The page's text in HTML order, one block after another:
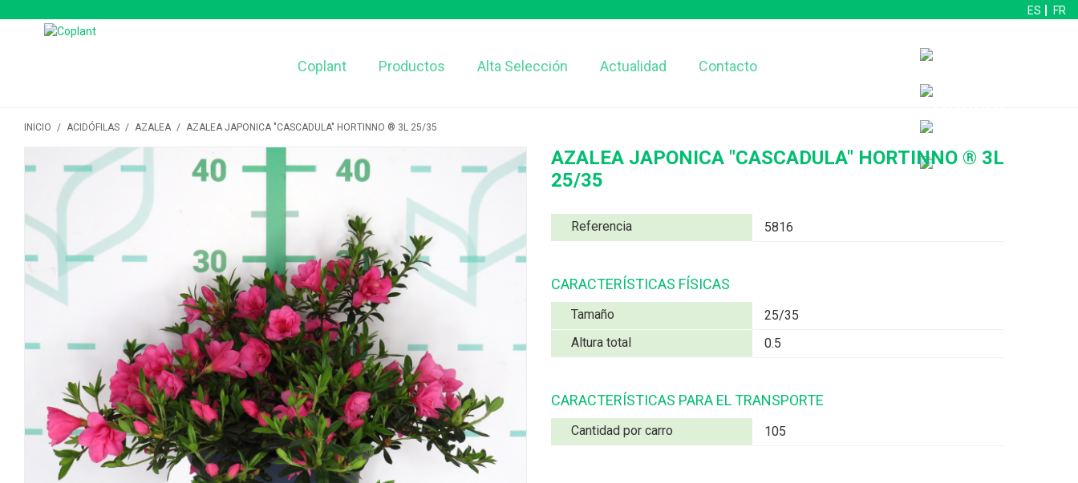
ES FR
Coplant Productos Alta Selección Actualidad Contacto
INICIO / ACIDÓFILAS / AZALEA / AZALEA JAPONICA "CASCADULA" HORTINNO ® 3L 25/35
AZALEA JAPONICA "CASCADULA" HORTINNO ® 3L
25/35
Referencia 5816
CARACTERÍSTICAS FÍSICAS
Tamaño
25/35
Altura total
0.5
CARACTERÍSTICAS PARA EL TRANSPORTE
Cantidad por carro 105